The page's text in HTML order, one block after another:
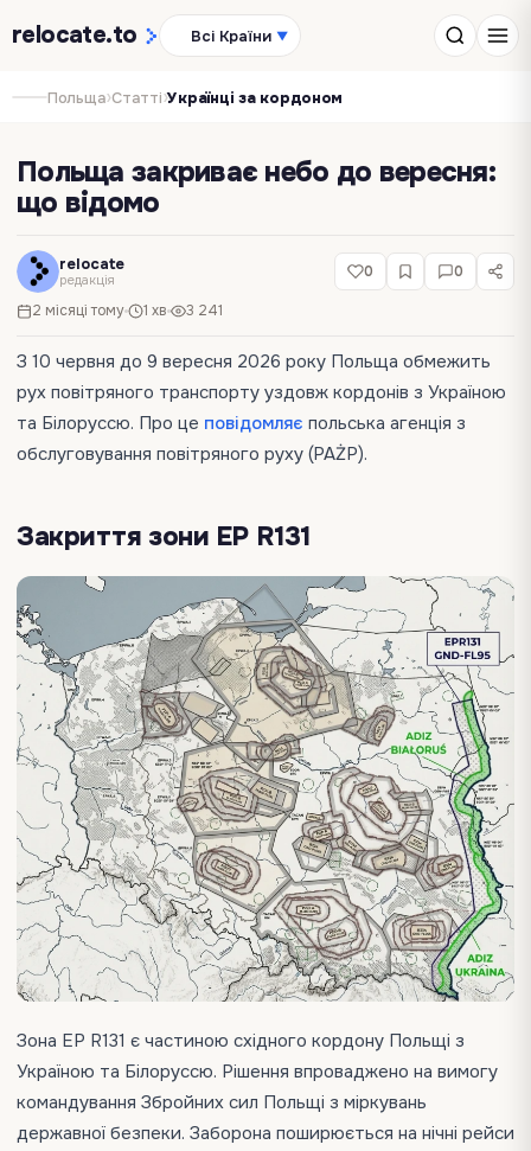
relocate.to Всі Країни ▼
Польща›Статті›Українці за кордоном
Польща закриває небо до вересня:
що відомо
relocate
редакція
2 місяці тому 1 хв 3 241
0 0
З 10 червня до 9 вересня 2026 року Польща обмежить
рух повітряного транспорту уздовж кордонів з Україною
та Білоруссю. Про це повідомляє польська агенція з
обслуговування повітряного руху (PAŻP).
Закриття зони EP R131
Зона EP R131 є частиною східного кордону Польщі з
Україною та Білоруссю. Рішення впроваджено на вимогу
командування Збройних сил Польщі з міркувань
державної безпеки. Заборона поширюється на нічні рейси